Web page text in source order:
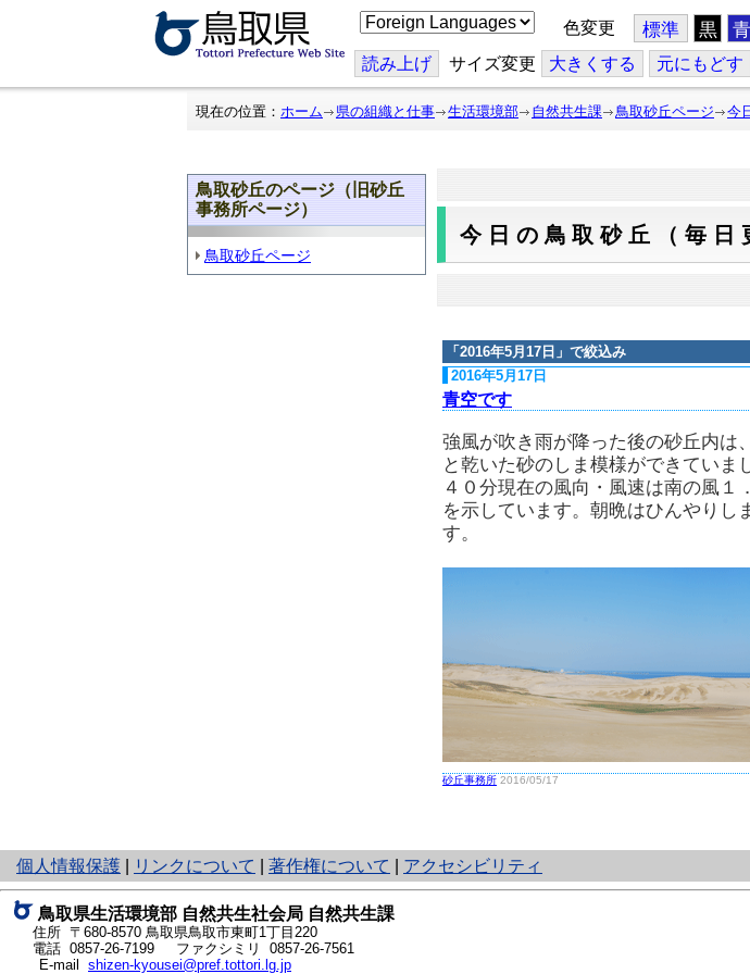
こ
の
ジ
を
翻
色変更 標準 黒 青
読み上げ サイズ変更 大きくする 元にもどす
現在の位置： ホーム 県の組織と仕事 生活環境部 自然共生課 鳥取砂丘ページ 今
鳥取砂丘のページ（旧砂丘
事務所ページ）
鳥取砂丘ページ
今日の鳥取砂丘（毎日
「 2016年5月17日 」で絞込み
2016年5月17日
青空です
強風が吹き雨が降った後の砂丘内は
と乾いた砂のしま模様ができてい
４０分現在の風向・風速は南の風
を示しています。朝晩はひんやりし
す。
砂丘事務所 2016/05/17
個人情報保護
と
り
ネ
ッ
ト
へ
リンクについて 著作権について アクセシビリティ
鳥取県生活環境部 自然共生社会局 自然共生課
住所 〒680-8570 鳥取県鳥取市東町1丁目220
電話 0857-26-7199
ファクシミリ 0857-26-7561
E-mail shizen-kyousei@pref.tottori.lg.jp